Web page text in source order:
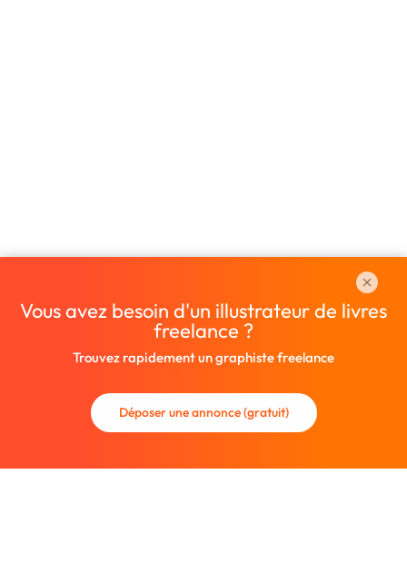
Vous avez besoin d'un illustrateur de livres
freelance ?
Trouvez rapidement un graphiste freelance
Déposer une annonce (gratuit)